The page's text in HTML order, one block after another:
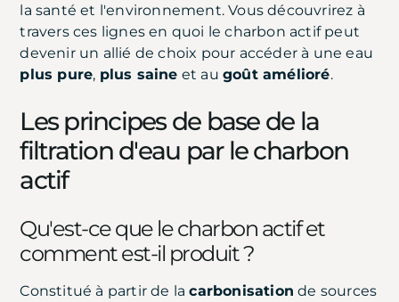
la santé et l'environnement. Vous découvrirez à
travers ces lignes en quoi le charbon actif peut
devenir un allié de choix pour accéder à une eau
plus pure, plus saine et augoût amélioré.
Les principes de base de la
filtration d'eau par le charbon
actif
Qu'est-ce que le charbon actif et
comment est-il produit ?
Constitué à partir de lacarbonisation de sources